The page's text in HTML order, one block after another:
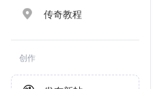
传奇教程
创作